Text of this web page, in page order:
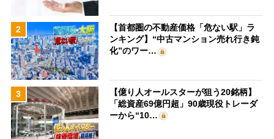
2
【首都圏の不動産価格「危ない駅」ラ
ンキング】“中古マンション売れ行き鈍
化”のワー…
3
【億り人オールスターが狙う20銘柄】
「総資産69億円超」90歳現役トレーダ
ーから“10…